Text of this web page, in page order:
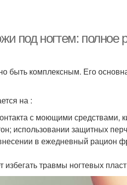
под ногтем: полное
быть комплексным. Его
на :
с моющими средствами,
использовании защитных
в ежедневный рацион
травмы ногтевых